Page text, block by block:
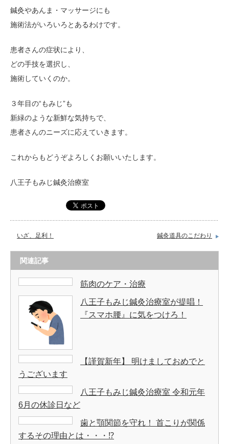
鍼灸やあんま・マッサージにも
施術法がいろいろとあるわけです。
患者さんの症状により、
どの手技を選択し、
施術していくのか。
３年目の“もみじ”も
新緑のような新鮮な気持ちで、
患者さんのニーズに応えていきます。
これからもどうぞよろしくお願いいたします。
八王子もみじ鍼灸治療室
いざ、足利！ 鍼灸道具のこだわり
関連記事
筋肉のケア・治療
八王子もみじ鍼灸治療室が提唱！
『スマホ腰』に気をつけろ！
【謹賀新年】 明けましておめでと
うございます
八王子もみじ鍼灸治療室 令和元年
6月の休診日など
歯と顎関節を守れ！ 首こりが関係
するその理由とは・・・⁉︎